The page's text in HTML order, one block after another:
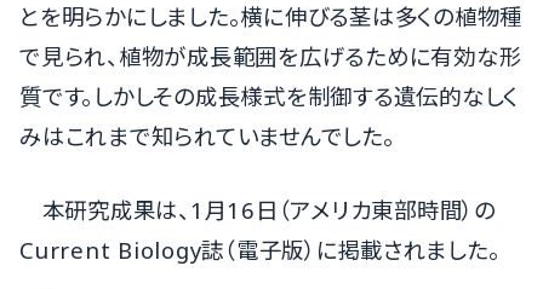
とを明らかにしました。横に伸びる茎は多くの植物種
で見られ、植物が成長範囲を広げるために有効な形
質です。しかしその成長様式を制御する遺伝的なしく
みはこれまで知られていませんでした。
本研究成果は、1月16日（アメリカ東部時間）の
Current Biology誌（電子版）に掲載されました。